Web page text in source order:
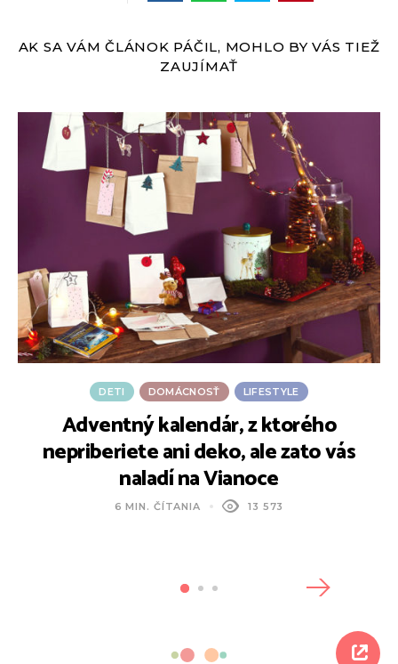
AK SA VÁM ČLÁNOK PÁČIL, MOHLO BY VÁS TIEŽ
ZAUJÍMAŤ
DETI DOMÁCNOSŤ LIFESTYLE
Adventný kalendár, z ktorého
nepriberiete ani deko, ale zato vás
naladí na Vianoce
6 MIN. ČÍTANIA 13 573